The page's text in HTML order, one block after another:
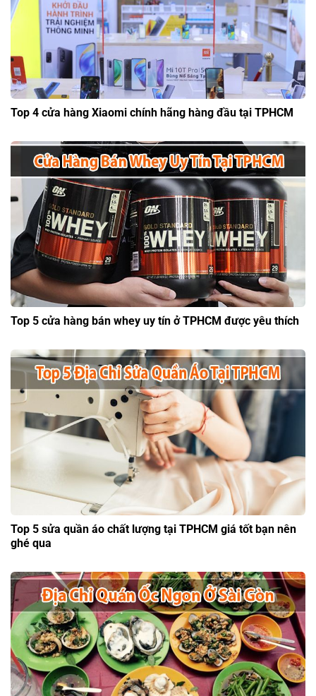
Top 4 cửa hàng Xiaomi chính hãng hàng đầu tại TPHCM
Top 5 cửa hàng bán whey uy tín ở TPHCM được yêu thích
Top 5 sửa quần áo chất lượng tại TPHCM giá tốt bạn nên
ghé qua